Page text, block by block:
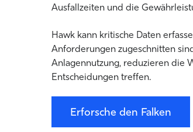
Ausfallzeiten und die
Hawk kann kritische Daten
Anforderungen zugeschnitten
Anlagennutzung, reduzieren die
Entscheidungen treffen.
Erforsche den Falken